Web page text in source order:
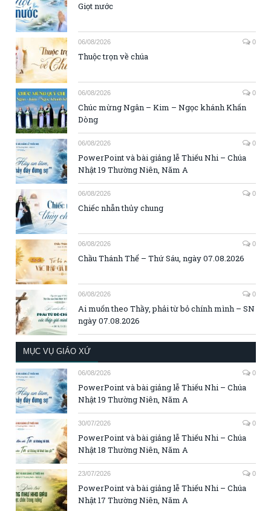
Giọt nước
06/08/2026 0
Thuộc trọn về chúa
06/08/2026 0
Chúc mừng Ngân – Kim – Ngọc khánh Khấn
Dòng
06/08/2026 0
PowerPoint và bài giảng lễ Thiếu Nhi – Chúa
Nhật 19 Thường Niên, Năm A
06/08/2026 0
Chiếc nhẫn thủy chung
06/08/2026 0
Chầu Thánh Thể – Thứ Sáu, ngày 07.08.2026
06/08/2026 0
Ai muốn theo Thầy, phải từ bỏ chính mình – SN
ngày 07.08.2026
MỤC VỤ GIÁO XỨ
06/08/2026 0
PowerPoint và bài giảng lễ Thiếu Nhi – Chúa
Nhật 19 Thường Niên, Năm A
30/07/2026 0
PowerPoint và bài giảng lễ Thiếu Nhi – Chúa
Nhật 18 Thường Niên, Năm A
23/07/2026 0
PowerPoint và bài giảng lễ Thiếu Nhi – Chúa
Nhật 17 Thường Niên, Năm A